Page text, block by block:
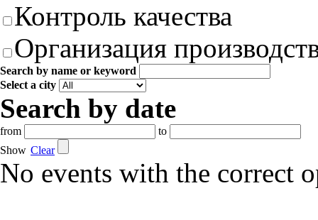
Контроль качества
Организация
Search by name or keyword
Select a city
Search by date
from
to
Show Clear
No events with the correct